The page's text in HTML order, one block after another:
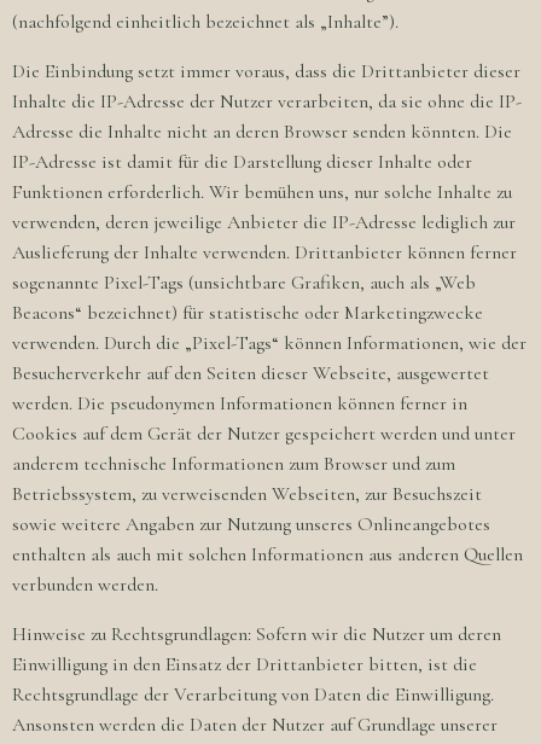
(nachfolgend einheitlich bezeichnet als „Inhalte”).
Die Einbindung setzt immer voraus, dass die Drittanbieter dieser
Inhalte die IP-Adresse der Nutzer verarbeiten, da sie ohne die IP-
Adresse die Inhalte nicht an deren Browser senden könnten. Die
IP-Adresse ist damit für die Darstellung dieser Inhalte oder
Funktionen erforderlich. Wir bemühen uns, nur solche Inhalte zu
verwenden, deren jeweilige Anbieter die IP-Adresse lediglich zur
Auslieferung der Inhalte verwenden. Drittanbieter können ferner
sogenannte Pixel-Tags (unsichtbare Grafiken, auch als „Web
Beacons“ bezeichnet) für statistische oder Marketingzwecke
verwenden. Durch die „Pixel-Tags“ können Informationen, wie der
Besucherverkehr auf den Seiten dieser Webseite, ausgewertet
werden. Die pseudonymen Informationen können ferner in
Cookies auf dem Gerät der Nutzer gespeichert werden und unter
anderem technische Informationen zum Browser und zum
Betriebssystem, zu verweisenden Webseiten, zur Besuchszeit
sowie weitere Angaben zur Nutzung unseres Onlineangebotes
enthalten als auch mit solchen Informationen aus anderen Quellen
verbunden werden.
Hinweise zu Rechtsgrundlagen: Sofern wir die Nutzer um deren
Einwilligung in den Einsatz der Drittanbieter bitten, ist die
Rechtsgrundlage der Verarbeitung von Daten die Einwilligung.
Ansonsten werden die Daten der Nutzer auf Grundlage unserer